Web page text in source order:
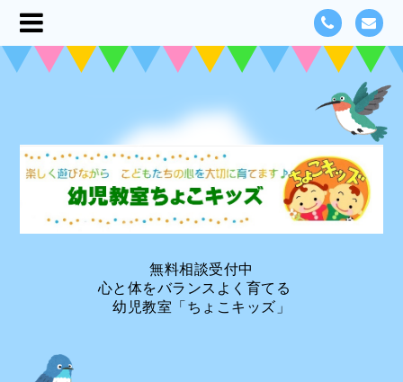
無料相談受付中
心と体をバランスよく育てる
幼児教室「ちょこキッズ」